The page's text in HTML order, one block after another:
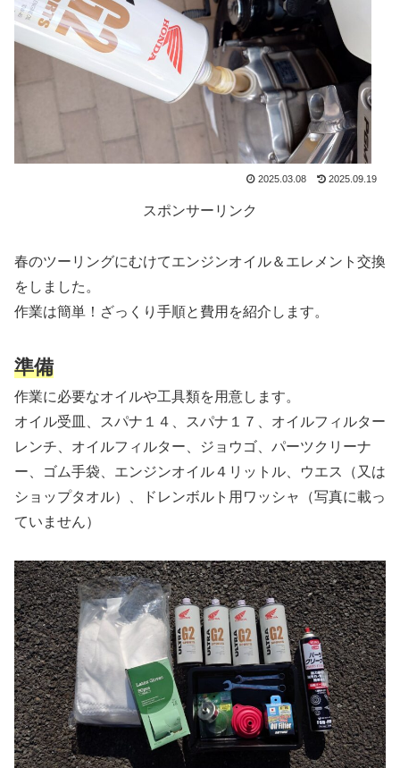
2025.03.08 2025.09.19
スポンサーリンク
春のツーリングにむけてエンジンオイル＆エレメント交換
をしました。
作業は簡単！ざっくり手順と費用を紹介します。
準備
作業に必要なオイルや工具類を用意します。
オイル受皿、スパナ１４、スパナ１７、オイルフィルター
レンチ、オイルフィルター、ジョウゴ、パーツクリーナ
ー、ゴム手袋、エンジンオイル４リットル、ウエス（又は
ショップタオル）、ドレンボルト用ワッシャ（写真に載っ
ていません）